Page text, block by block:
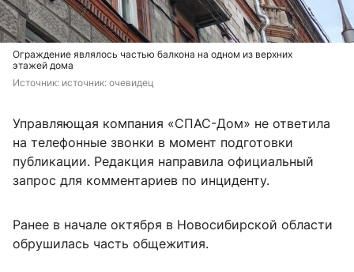
Ограждение являлось частью балкона на одном из верхних
этажей дома
Источник: источник: очевидец
Управляющая компания «СПАС-Дом» не ответила
на телефонные звонки в момент подготовки
публикации. Редакция направила официальный
запрос для комментариев по инциденту.
Ранее в начале октября в Новосибирской области
обрушилась часть общежития.